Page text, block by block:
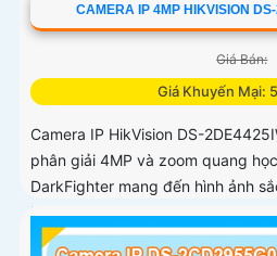
CAMERA IP 4MP HIKVISION
Giá Bán:
Giá Khuyến Mại:
Camera IP HikVision DS-
phân giải 4MP và zoom quang
DarkFighter mang đến hình ảnh
kiện thiếu sáng